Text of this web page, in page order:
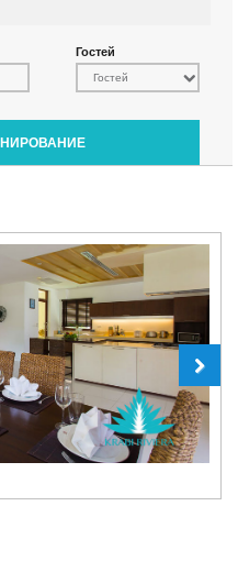
Гостей
Гостей